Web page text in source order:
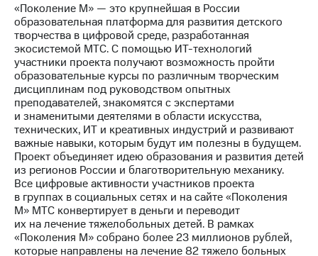
«Поколение М» — это крупнейшая в России
образовательная платформа для развития детского
творчества в цифровой среде, разработанная
экосистемой МТС. С помощью ИТ-технологий
участники проекта получают возможность пройти
образовательные курсы по различным творческим
дисциплинам под руководством опытных
преподавателей, знакомятся с экспертами
и знаменитыми деятелями в области искусства,
технических, ИТ и креативных индустрий и развивают
важные навыки, которым будут им полезны в будущем.
Проект объединяет идею образования и развития детей
из регионов России и благотворительную механику.
Все цифровые активности участников проекта
в группах в социальных сетях и на сайте «Поколения
М» МТС конвертирует в деньги и переводит
их на лечение тяжелобольных детей. В рамках
«Поколения М» собрано более 23 миллионов рублей,
которые направлены на лечение 82 тяжело больных